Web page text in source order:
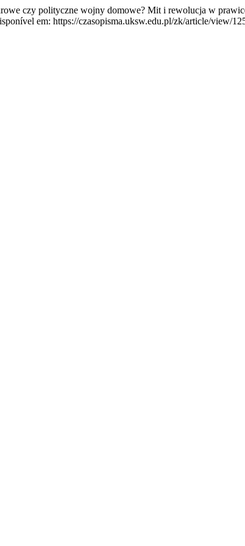
czy polityczne wojny domowe? Mit i rewolucja w
em: https://czasopisma.uksw.edu.pl/zk/article/view/